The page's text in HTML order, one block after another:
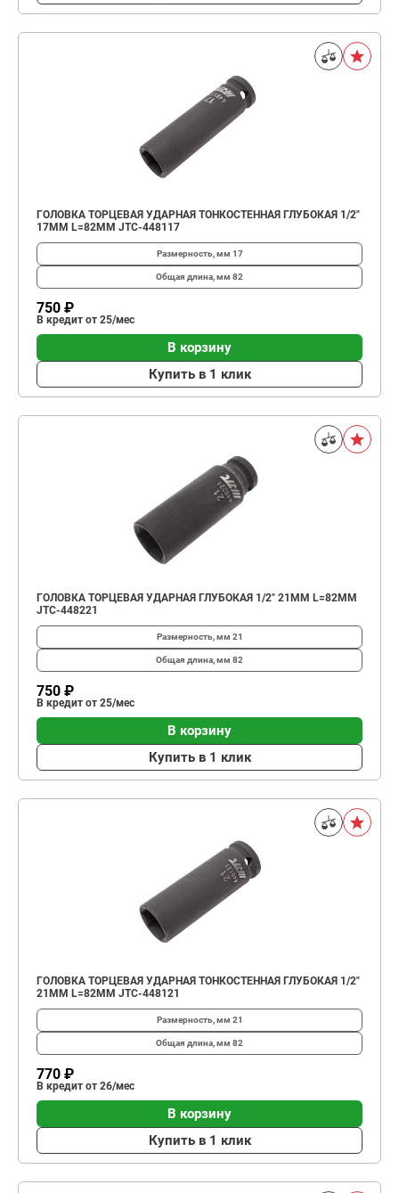
ГОЛОВКА ТОРЦЕВАЯ УДАРНАЯ ТОНКОСТЕННАЯ ГЛУБОКАЯ 1/2"
17ММ L=82ММ JTC-448117
Размерность, мм 17
Общая длина, мм 82
750 ₽
В кредит от 25/мес
В корзину
Купить в 1 клик
ГОЛОВКА ТОРЦЕВАЯ УДАРНАЯ ГЛУБОКАЯ 1/2" 21ММ L=82ММ
JTC-448221
Размерность, мм 21
Общая длина, мм 82
750 ₽
В кредит от 25/мес
В корзину
Купить в 1 клик
ГОЛОВКА ТОРЦЕВАЯ УДАРНАЯ ТОНКОСТЕННАЯ ГЛУБОКАЯ 1/2"
21ММ L=82ММ JTC-448121
Размерность, мм 21
Общая длина, мм 82
770 ₽
В кредит от 26/мес
В корзину
Купить в 1 клик